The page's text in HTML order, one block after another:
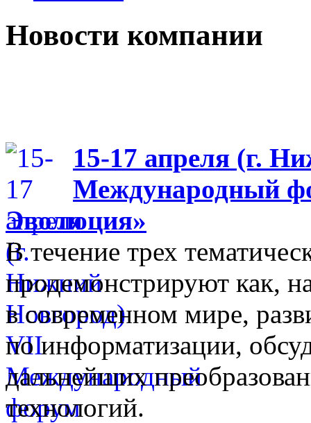
Новости компании
15-17 апреля (г.
Международный
Эволюция»
В течение трех
продемонстрируют как,
в современном мире,
по информатизации,
дальнейших
технологий.